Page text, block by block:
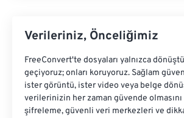
Verileriniz, Önceliğimiz
FreeConvert'te dosyaları yalnızca
geçiyoruz; onları koruyoruz. Sağlam
ister görüntü, ister video veya belge
verilerinizin her zaman güvende
şifreleme, güvenli veri merkezleri ve